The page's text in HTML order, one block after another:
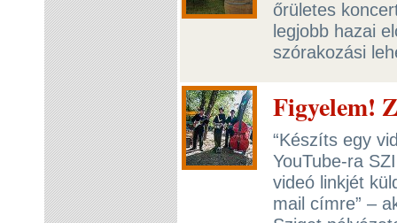
őrületes
legjobb hazai
szórakozási
Figyelem!
“Készíts egy
YouTube-ra
videó linkjét
mail címre” –